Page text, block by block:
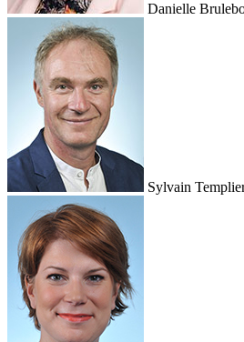
Danielle
Sylvain